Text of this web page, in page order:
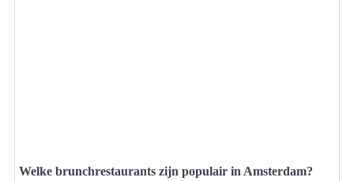
Welke brunchrestaurants zijn populair in Amsterdam?